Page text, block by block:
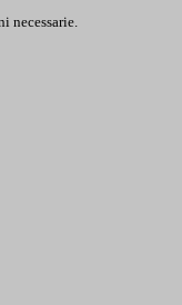
necessarie.